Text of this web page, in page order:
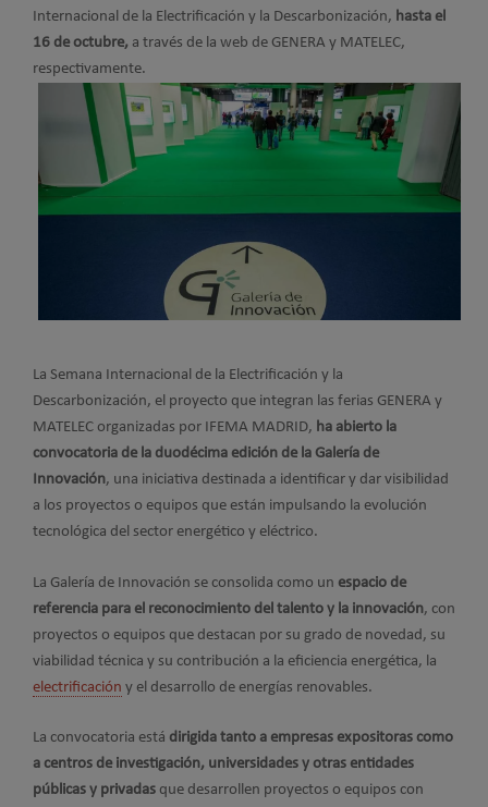
Internacional de la Electrificación y la Descarbonización, hasta el
16 de octubre, a través de la web de GENERA y MATELEC,
respectivamente.
La Semana Internacional de la Electrificación y la
Descarbonización, el proyecto que integran las ferias GENERA y
MATELEC organizadas por IFEMA MADRID, ha abierto la
convocatoria de la duodécima edición de la Galería de
Innovación, una iniciativa destinada a identificar y dar visibilidad
a los proyectos o equipos que están impulsando la evolución
tecnológica del sector energético y eléctrico.
La Galería de Innovación se consolida como un espacio de
referencia para el reconocimiento del talento y la innovación, con
proyectos o equipos que destacan por su grado de novedad, su
viabilidad técnica y su contribución a la eficiencia energética, la
electrificación y el desarrollo de energías renovables.
La convocatoria está dirigida tanto a empresas expositoras como
a centros de investigación, universidades y otras entidades
públicas y privadas que desarrollen proyectos o equipos con